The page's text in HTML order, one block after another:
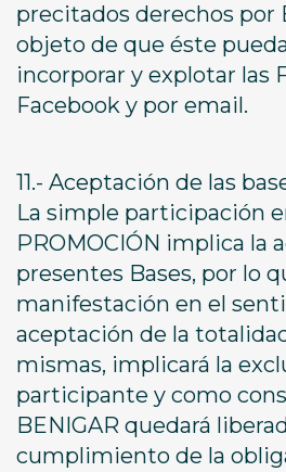
precitados derechos por
objeto de que éste
incorporar y explotar las
Facebook y por email.
11.- Aceptación de las
La simple participación
PROMOCIÓN implica la
presentes Bases, por lo
manifestación en el
aceptación de la
mismas, implicará la
participante y como
BENIGAR quedará
cumplimiento de la